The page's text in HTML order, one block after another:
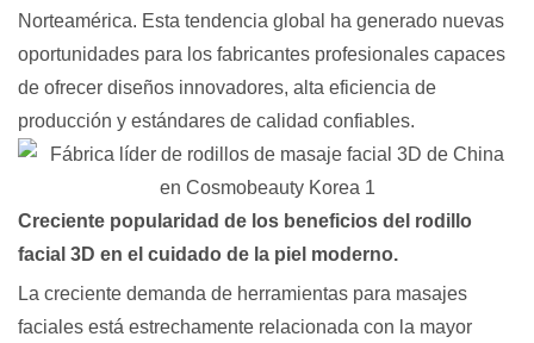
Norteamérica. Esta tendencia global ha generado nuevas
oportunidades para los fabricantes profesionales capaces
de ofrecer diseños innovadores, alta eficiencia de
producción y estándares de calidad confiables.
Creciente popularidad de los beneficios del rodillo
facial 3D en el cuidado de la piel moderno.
La creciente demanda de herramientas para masajes
faciales está estrechamente relacionada con la mayor